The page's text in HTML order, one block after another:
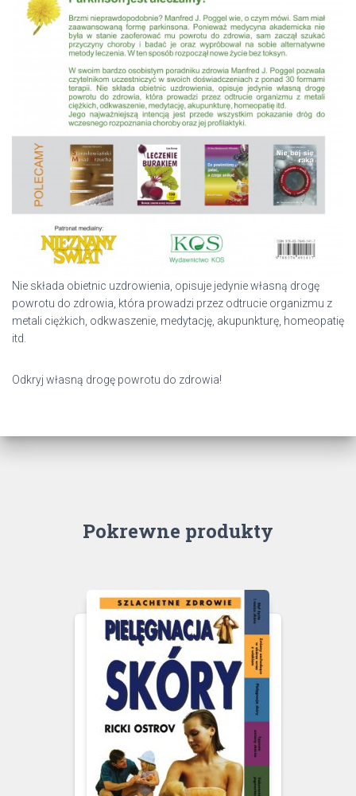
Nie składa obietnic uzdrowienia, opisuje jedynie własną drogę
powrotu do zdrowia, która prowadzi przez odtrucie organizmu z
metali ciężkich, odkwaszenie, medytację, akupunkturę, homeopatię
itd.
Odkryj własną drogę powrotu do zdrowia!
Pokrewne produkty